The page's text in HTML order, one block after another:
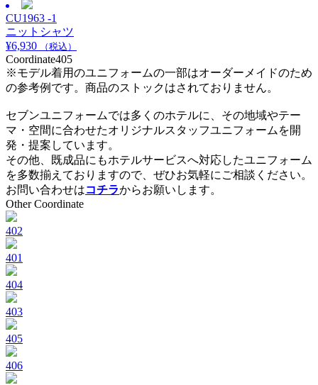
CU1963 -1
ニットシャツ
¥6,930 （税込）
Coordinate405
※モデル着用のユニフォームの一部はオーダーメイドのため
の参考例です。商品のストックはされておりません。
セブンユニフォームでは多くのホテルに、その地域やテー
マ・空間に合わせたオリジナルスタッフユニフォームを開
発・提案しています。
その他、既成品にもホテルサービスへ対応したユニフォーム
を多数揃えておりますので、ぜひお気軽にご相談ください。
お問い合わせはコチラからお願いします。
Other Coordinate
402
401
404
403
405
406